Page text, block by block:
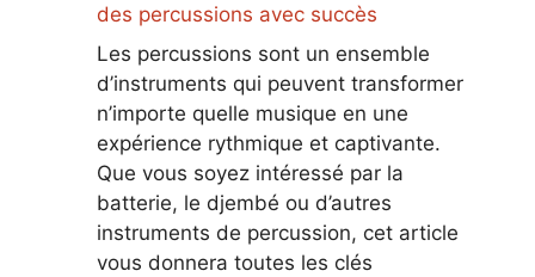
des percussions avec succès
Les percussions sont un ensemble
d’instruments qui peuvent transformer
n’importe quelle musique en une
expérience rythmique et captivante.
Que vous soyez intéressé par la
batterie, le djembé ou d’autres
instruments de percussion, cet article
vous donnera toutes les clés